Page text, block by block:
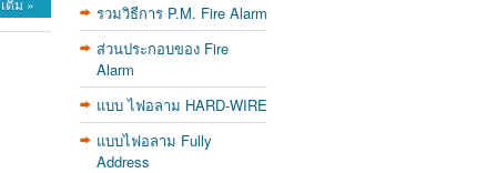
ติม »
รวมวิธีการ P.M. Fire Alarm
ส่วนประกอบของ Fire
Alarm
แบบ ไฟอลาม HARD-WIRE
แบบไฟอลาม Fully
Address